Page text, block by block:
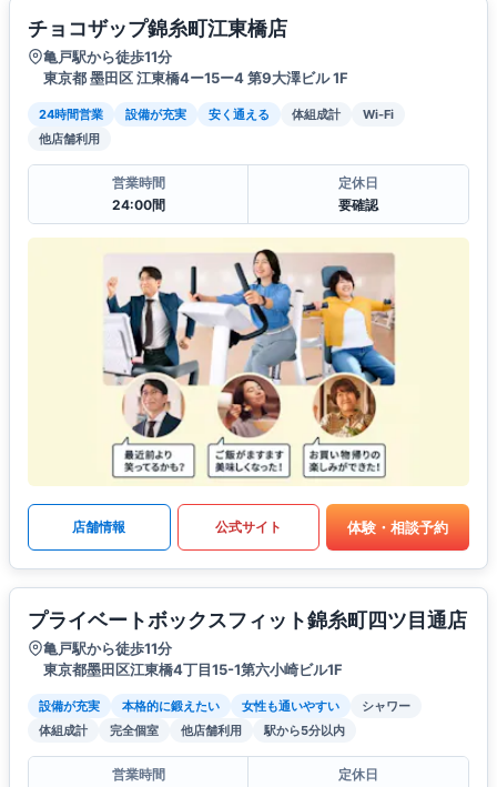
チョコザップ錦糸町江東橋店
亀戸駅から徒歩11分
東京都 墨田区 江東橋4ー15ー4 第9大澤ビル 1F
24時間営業 設備が充実 安く通える 体組成計
Wi-Fi
他店舗利用
営業時間
24:00間
定休日
要確認
店舗情報 公式サイト 体験・相談予約
プライベートボックスフィット錦糸町四ツ目通店
亀戸駅から徒歩11分
東京都墨田区江東橋4丁目15-1第六小崎ビル1F
設備が充実 本格的に鍛えたい 女性も通いやすい
シャワー
体組成計
完全個室 他店舗利用 駅から5分以内
営業時間
定休日